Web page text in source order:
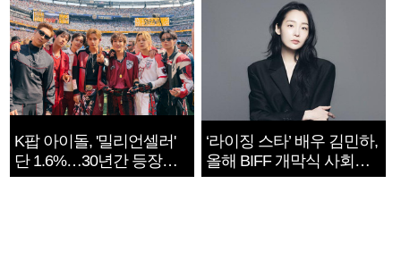
K팝 아이돌, '밀리언셀러'
단 1.6%…30년간 등장
1182개팀 전수조사
‘라이징 스타’ 배우 김민하,
올해 BIFF 개막식 사회자
확정